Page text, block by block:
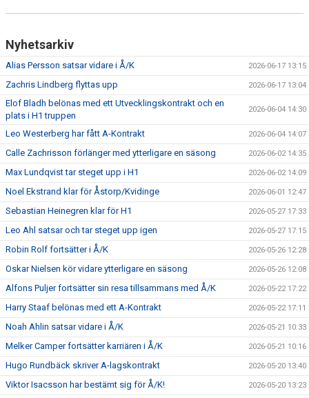
Nyhetsarkiv
Alias Persson satsar vidare i Å/K 2026-06-17 13:15
Zachris Lindberg flyttas upp 2026-06-17 13:04
Elof Bladh belönas med ett Utvecklingskontrakt och en
plats i H1 truppen
2026-06-04 14:30
Leo Westerberg har fått A-Kontrakt 2026-06-04 14:07
Calle Zachrisson förlänger med ytterligare en säsong 2026-06-02 14:35
Max Lundqvist tar steget upp i H1 2026-06-02 14:09
Noel Ekstrand klar för Åstorp/Kvidinge 2026-06-01 12:47
Sebastian Heinegren klar för H1 2026-05-27 17:33
Leo Ahl satsar och tar steget upp igen 2026-05-27 17:15
Robin Rolf fortsätter i Å/K 2026-05-26 12:28
Oskar Nielsen kör vidare ytterligare en säsong 2026-05-26 12:08
Alfons Puljer fortsätter sin resa tillsammans med Å/K 2026-05-22 17:22
Harry Staaf belönas med ett A-Kontrakt 2026-05-22 17:11
Noah Ahlin satsar vidare i Å/K 2026-05-21 10:33
Melker Camper fortsätter karriären i Å/K 2026-05-21 10:16
Hugo Rundbäck skriver A-lagskontrakt 2026-05-20 13:40
Viktor Isacsson har bestämt sig för Å/K! 2026-05-20 13:23